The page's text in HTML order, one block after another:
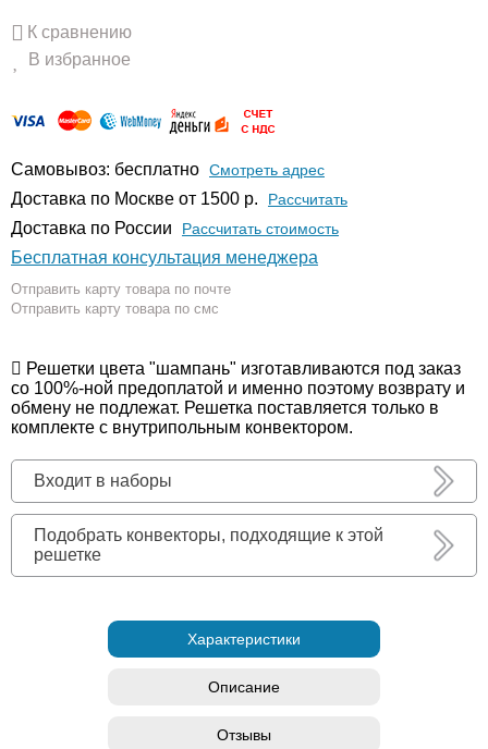
К сравнению
В избранное
Самовывоз: бесплатно Смотреть адрес
Доставка по Москве от 1500 р. Расcчитать
Доставка по России Рассчитать стоимость
Бесплатная консультация менеджера
Отправить карту товара по почте
Отправить карту товара по смс
Решетки цвета "шампань" изготавливаются под заказ
со 100%-ной предоплатой и именно поэтому возврату и
обмену не подлежат. Решетка поставляется только в
комплекте с внутрипольным конвектором.
Входит в наборы
Подобрать конвекторы, подходящие к этой
решетке
Характеристики
Описание
Отзывы